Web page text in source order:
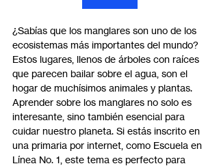
¿Sabías que los manglares son uno de los
ecosistemas más importantes del mundo?
Estos lugares, llenos de árboles con raíces
que parecen bailar sobre el agua, son el
hogar de muchísimos animales y plantas.
Aprender sobre los manglares no solo es
interesante, sino también esencial para
cuidar nuestro planeta. Si estás inscrito en
una primaria por internet, como Escuela en
Línea No. 1, este tema es perfecto para